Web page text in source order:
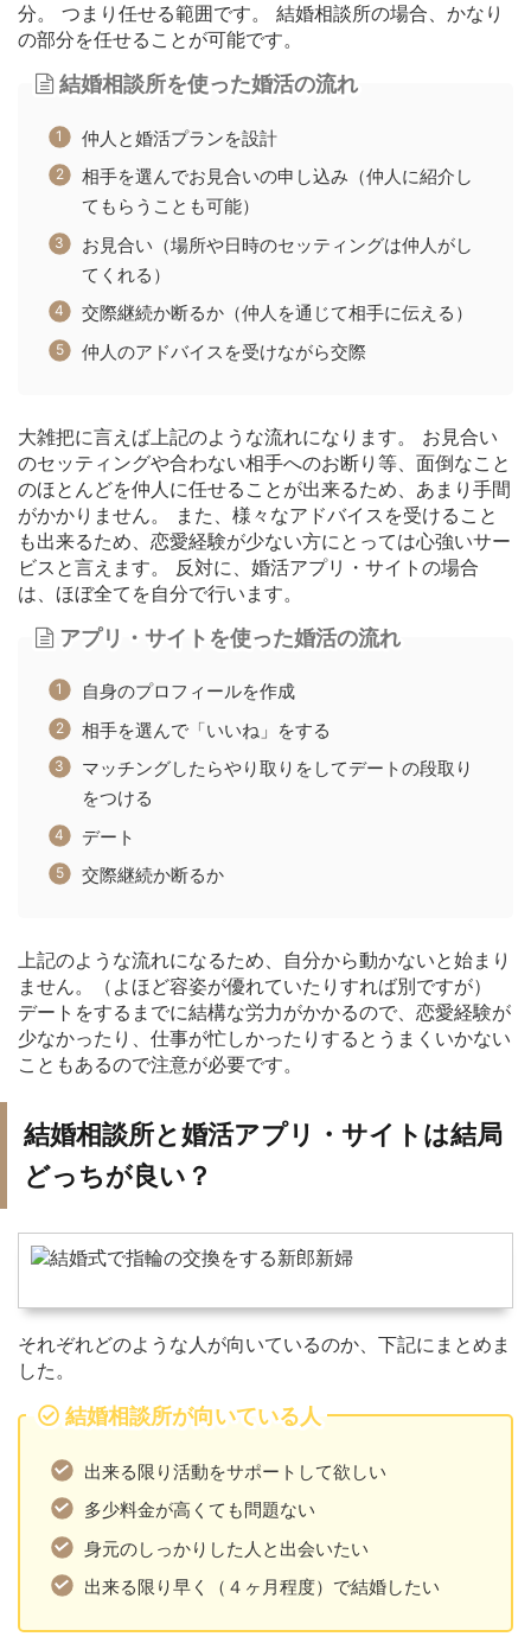
分。 つまり任せる範囲です。 結婚相談所の場合、かなり
の部分を任せることが可能です。
結婚相談所を使った婚活の流れ
仲人と婚活プランを設計
相手を選んでお見合いの申し込み（仲人に紹介し
てもらうことも可能）
お見合い（場所や日時のセッティングは仲人がし
てくれる）
交際継続か断るか（仲人を通じて相手に伝える）
仲人のアドバイスを受けながら交際
大雑把に言えば上記のような流れになります。 お見合い
のセッティングや合わない相手へのお断り等、面倒なこと
のほとんどを仲人に任せることが出来るため、あまり手間
がかかりません。 また、様々なアドバイスを受けること
も出来るため、恋愛経験が少ない方にとっては心強いサー
ビスと言えます。 反対に、婚活アプリ・サイトの場合
は、ほぼ全てを自分で行います。
アプリ・サイトを使った婚活の流れ
自身のプロフィールを作成
相手を選んで「いいね」をする
マッチングしたらやり取りをしてデートの段取り
をつける
デート
交際継続か断るか
上記のような流れになるため、自分から動かないと始まり
ません。（よほど容姿が優れていたりすれば別ですが）
デートをするまでに結構な労力がかかるので、恋愛経験が
少なかったり、仕事が忙しかったりするとうまくいかない
こともあるので注意が必要です。
結婚相談所と婚活アプリ・サイトは結局
どっちが良い？
それぞれどのような人が向いているのか、下記にまとめま
した。
結婚相談所が向いている人
出来る限り活動をサポートして欲しい
多少料金が高くても問題ない
身元のしっかりした人と出会いたい
出来る限り早く（４ヶ月程度）で結婚したい